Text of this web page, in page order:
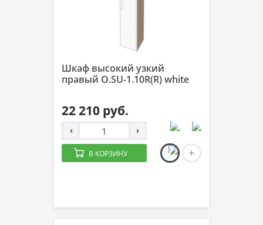
Шкаф высокий узкий
правый O.SU-1.10R(R) white
22 210 руб.
В КОРЗИНУ